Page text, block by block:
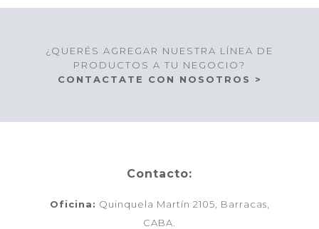
¿QUERÉS AGREGAR NUESTRA LÍNEA DE
PRODUCTOS A TU NEGOCIO?
CONTACTATE CON NOSOTROS >
Contacto:
Oficina: Quinquela Martín 2105, Barracas,
CABA.